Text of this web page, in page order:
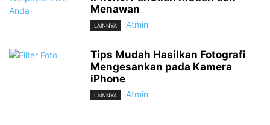
Menawan
LAINNYA Atmin
Tips Mudah Hasilkan Fotografi
Mengesankan pada Kamera
iPhone
LAINNYA Atmin